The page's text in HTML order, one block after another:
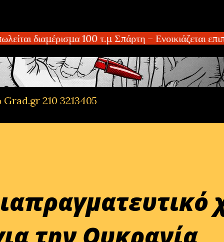
100 τ.μ Σπάρτη – Ενοικιάζεται
Grad.gr 210 3213405